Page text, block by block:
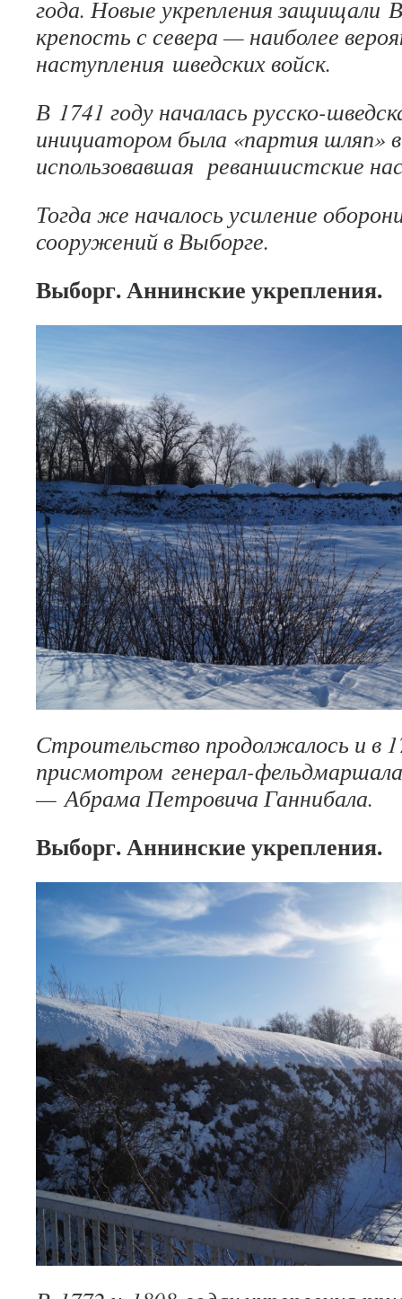
года. Новые укрепления защищали
крепость с севера — наиболее
наступления шведских войск.
В 1741 году началась русско-
инициатором была «партия шляп»
использовавшая реваншистские
Тогда же началось усиление
сооружений в Выборге.
Выборг. Аннинские укрепления.
Строительство продолжалось и в
присмотром генерал-
— Абрама Петровича Ганнибала.
Выборг. Аннинские укрепления.